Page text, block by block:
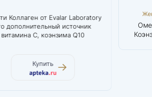
Коллаген от Evalar Laboratory
дополнительный источник
витамина С, коэнзима Q10
Купить
веществ
Женское
здоровье и
красота
Мульти
Коллаген